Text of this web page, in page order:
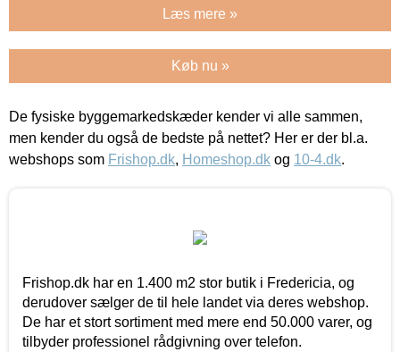
Læs mere »
Køb nu »
De fysiske byggemarkedskæder kender vi alle sammen,
men kender du også de bedste på nettet? Her er der bl.a.
webshops som Frishop.dk, Homeshop.dk og 10-4.dk.
Frishop.dk har en 1.400 m2 stor butik i Fredericia, og
derudover sælger de til hele landet via deres webshop.
De har et stort sortiment med mere end 50.000 varer, og
tilbyder professionel rådgivning over telefon.